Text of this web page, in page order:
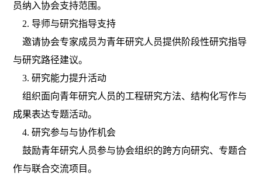
员纳入协会支持范围。
2. 导师与研究指导支持
邀请协会专家成员为青年研究人员提供阶段性研究指导
与研究路径建议。
3. 研究能力提升活动
组织面向青年研究人员的工程研究方法、结构化写作与
成果表达专题活动。
4. 研究参与与协作机会
鼓励青年研究人员参与协会组织的跨方向研究、专题合
作与联合交流项目。